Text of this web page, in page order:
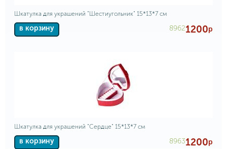
Шкатулка для украшений "Шестиугольник" 15*13*7 см
в корзину 89621200р
Шкатулка для украшений "Сердце" 15*13*7 см
в корзину 89631200р